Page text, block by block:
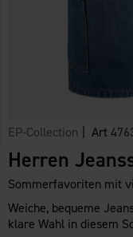
EP-Collection | Art
Herren
Sommerfavoriten mit
Weiche, bequeme
klare Wahl in diesem